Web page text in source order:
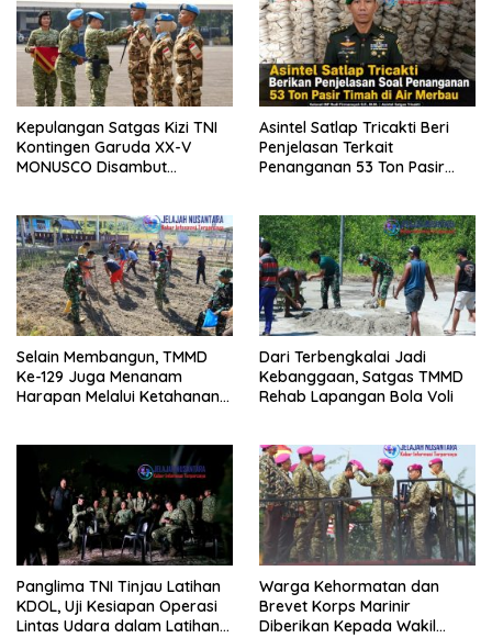
Kepulangan Satgas Kizi TNI
Kontingen Garuda XX-V
MONUSCO Disambut
Asintel Satlap Tricakti Beri
Penjelasan Terkait
Penanganan 53 Ton Pasir
Selain Membangun, TMMD
Ke-129 Juga Menanam
Harapan Melalui Ketahanan
Dari Terbengkalai Jadi
Kebanggaan, Satgas TMMD
Rehab Lapangan Bola Voli
Panglima TNI Tinjau Latihan
KDOL, Uji Kesiapan Operasi
Lintas Udara dalam Latihan
Warga Kehormatan dan
Brevet Korps Marinir
Diberikan Kepada Wakil